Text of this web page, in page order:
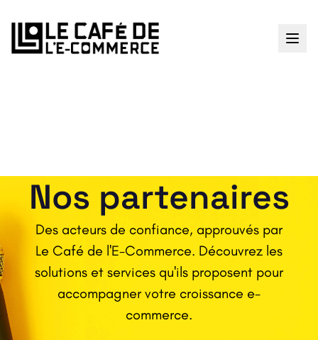
Nos partenaires
Des acteurs de confiance, approuvés par
Le Café de l'E-Commerce. Découvrez les
solutions et services qu'ils proposent pour
accompagner votre croissance e-
commerce.